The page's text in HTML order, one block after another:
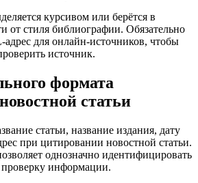
курсивом или берётся в
от стиля библиографии. Обязательно
для онлайн-источников, чтобы
источник.
формата
статьи
статьи, название издания, дату
при цитировании новостной статьи.
однозначно идентифицировать
проверку информации.